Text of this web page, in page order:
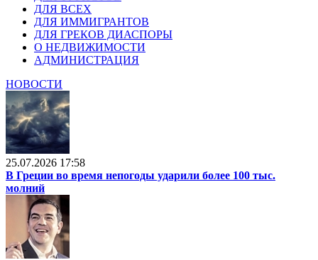
ДЛЯ ВСЕХ
ДЛЯ ИММИГРАНТОВ
ДЛЯ ГРЕКОВ ДИАСПОРЫ
О НЕДВИЖИМОСТИ
АДМИНИСТРАЦИЯ
НОВОСТИ
25.07.2026 17:58
В Греции во время непогоды ударили более 100 тыс.
молний